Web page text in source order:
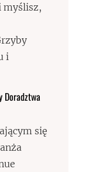
myślisz,
i
Doradztwa
się